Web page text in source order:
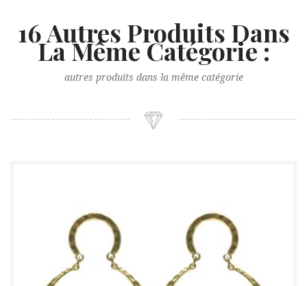
16 Autres Produits Dans
La Même Catégorie :
autres produits dans la même catégorie